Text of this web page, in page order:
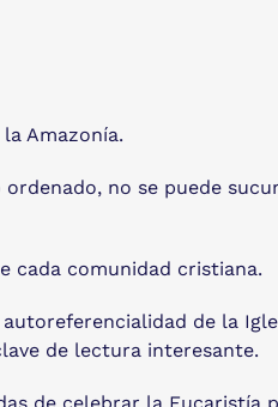
Amazonía.
no se puede
cada comunidad cristiana.
de la
de lectura interesante.
de celebrar la Eucaristía